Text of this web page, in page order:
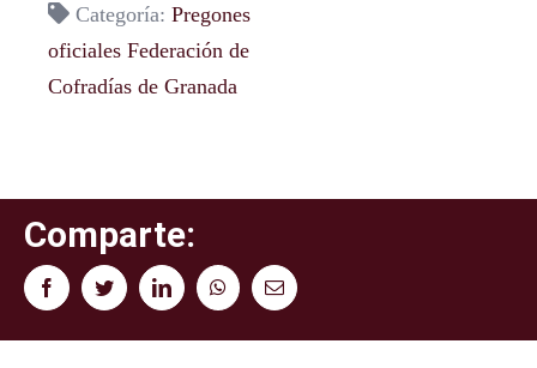
Categoría: Pregones
oficiales Federación de
Cofradías de Granada
Comparte:
FacebookTwitterLinkedInWhatsAppCorreo
electrónico